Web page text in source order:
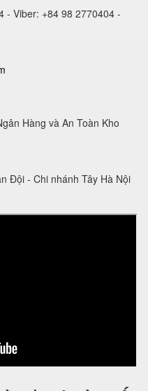
- Viber: +84 98 2770404 -
Hàng và An Toàn Kho
Đội - Chi nhánh Tây Hà Nội